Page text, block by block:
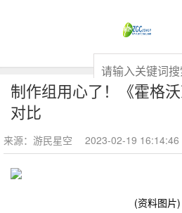
制作组用心了！《霍格
对比
来源：游民星空 2023-02-19 16:14:46
(资料图片)